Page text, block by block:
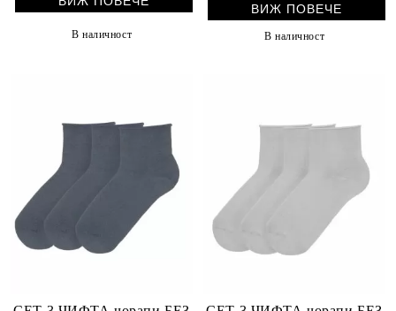
В наличност
ВИЖ ПОВЕЧЕ
В наличност